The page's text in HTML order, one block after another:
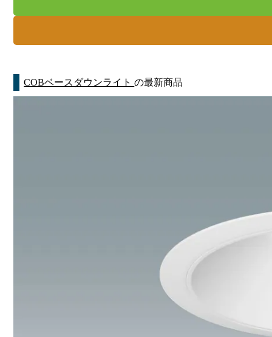
COBベースダウンライトの最新商品